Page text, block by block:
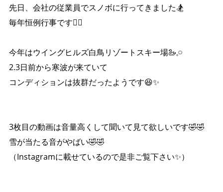
先日、会社の従業員でスノボに行ってきました🏂
毎年恒例行事です✌🏾
今年はウイングヒルズ白鳥リゾートスキー場🦢‪𓈒𓏸
2.3日前から寒波が来ていて
コンディションは抜群だったようです😆✨️
3枚目の動画は音量高くして聞いて見て欲しいです🤣🤣
雪が当たる音がやばい🤣🤣
（Instagramに載せているので是非ご覧下さい✨）